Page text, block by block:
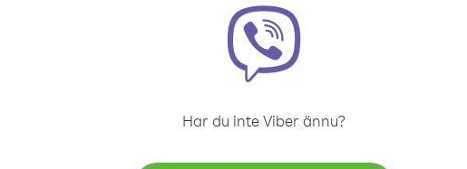
Har du inte Viber ännu?